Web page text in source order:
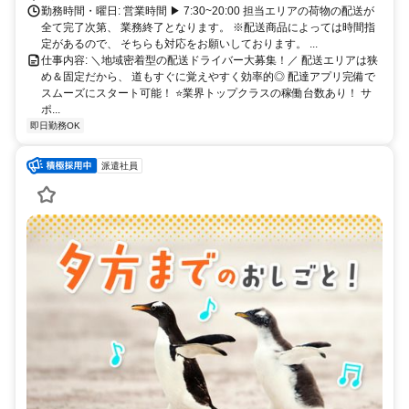
勤務時間・曜日: 営業時間 ▶ 7:30~20:00 担当エリアの荷物の配送が
全て完了次第、 業務終了となります。 ※配送商品によっては時間指
定があるので、 そちらも対応をお願いしております。 ...
仕事内容: ＼地域密着型の配送ドライバー大募集！／ 配送エリアは狭
め＆固定だから、 道もすぐに覚えやすく効率的◎ 配達アプリ完備で
スムーズにスタート可能！ ⭐業界トップクラスの稼働台数あり！ サ
ポ...
即日勤務OK
派遣社員